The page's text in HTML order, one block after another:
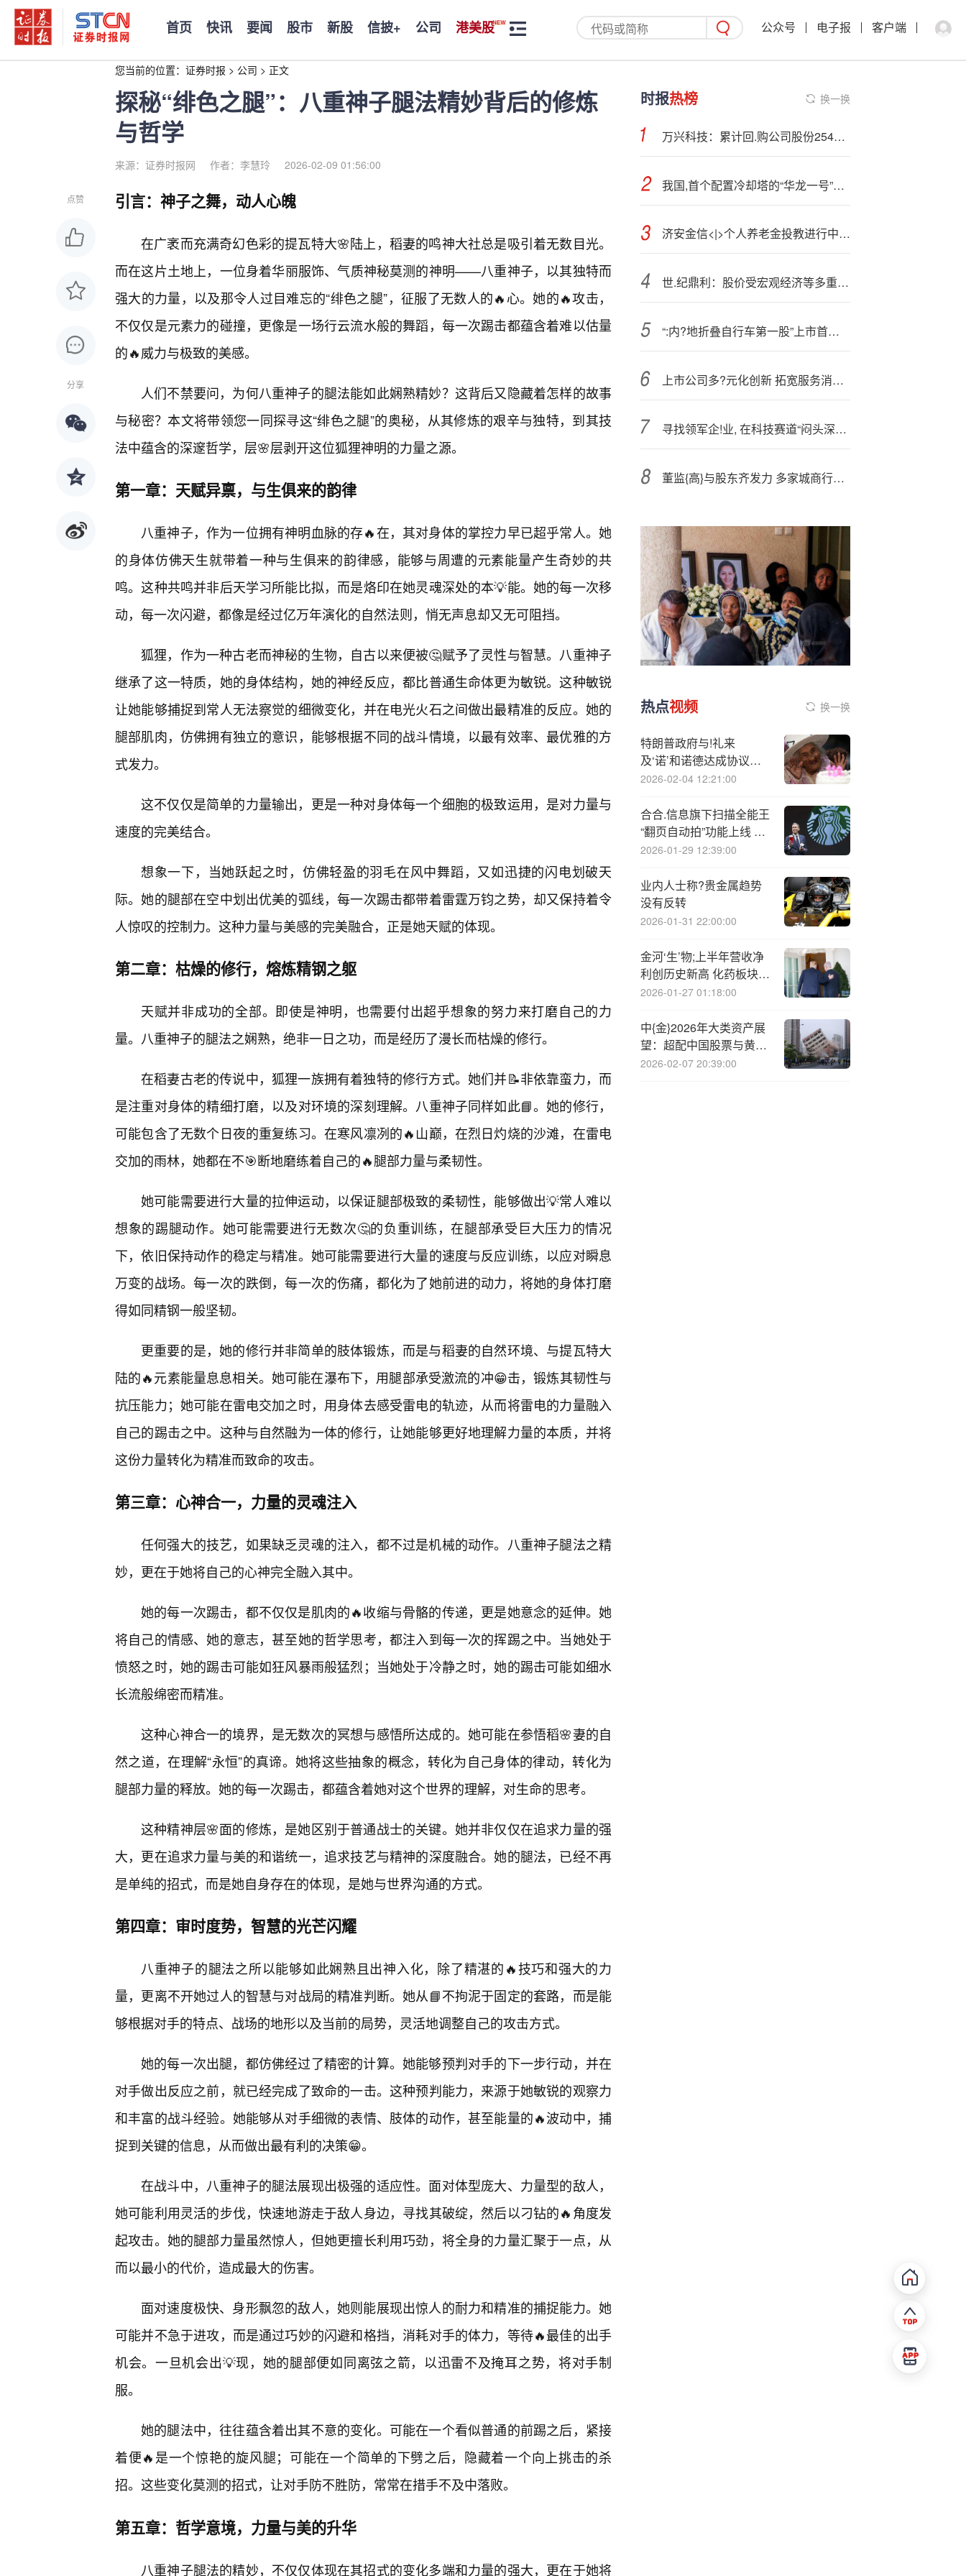
首页 快讯 要闻 股市 新股 信披+ 公司 港美股 公众号 电子报 客户端
您当前的位置： 证券时报 > 公司 > 正文
探秘“绯色之腿”：八重神子腿法精妙背后的修炼
与哲学
来源：证券时报网 作者：李慧玲 2026-02-09 01:56:00
点赞
分享
引言：神子之舞，动人心魄
在广袤而充满奇幻色彩的提瓦特大🌸陆上，稻妻的鸣神大社总是吸引着无数目光。
而在这片土地上，一位身着华丽服饰、气质神秘莫测的神明——八重神子，以其独特而
强大的力量，以及那令人过目难忘的“绯色之腿”，征服了无数人的🔥心。她的🔥攻击，
不仅仅是元素力的碰撞，更像是一场行云流水般的舞蹈，每一次踢击都蕴含着难以估量
的🔥威力与极致的美感。
人们不禁要问，为何八重神子的腿法能如此娴熟精妙？这背后又隐藏着怎样的故事
与秘密？本文将带领您一同探寻这“绯色之腿”的奥秘，从其修炼的艰辛与独特，到其技
法中蕴含的深邃哲学，层🌸层剥开这位狐狸神明的力量之源。
第一章：天赋异禀，与生俱来的韵律
八重神子，作为一位拥有神明血脉的存🔥在，其对身体的掌控力早已超乎常人。她
的身体仿佛天生就带着一种与生俱来的韵律感，能够与周遭的元素能量产生奇妙的共
鸣。这种共鸣并非后天学习所能比拟，而是烙印在她灵魂深处的本💡能。她的每一次移
动，每一次闪避，都像是经过亿万年演化的自然法则，悄无声息却又无可阻挡。
狐狸，作为一种古老而神秘的生物，自古以来便被🤔赋予了灵性与智慧。八重神子
继承了这一特质，她的身体结构，她的神经反应，都比普通生命体更为敏锐。这种敏锐
让她能够捕捉到常人无法察觉的细微变化，并在电光火石之间做出最精准的反应。她的
腿部肌肉，仿佛拥有独立的意识，能够根据不同的战斗情境，以最有效率、最优雅的方
式发力。
这不仅仅是简单的力量输出，更是一种对身体每一个细胞的极致运用，是对力量与
速度的完美结合。
想象一下，当她跃起之时，仿佛轻盈的羽毛在风中舞蹈，又如迅捷的闪电划破天
际。她的腿部在空中划出优美的弧线，每一次踢击都带着雷霆万钧之势，却又保持着令
人惊叹的控制力。这种力量与美感的完美融合，正是她天赋的体现。
第二章：枯燥的修行，熔炼精钢之躯
天赋并非成功的全部。即使是神明，也需要付出超乎想象的努力来打磨自己的力
量。八重神子的腿法之娴熟，绝非一日之功，而是经历了漫长而枯燥的修行。
在稻妻古老的传说中，狐狸一族拥有着独特的修行方式。她们并📝非依靠蛮力，而
是注重对身体的精细打磨，以及对环境的深刻理解。八重神子同样如此📘。她的修行，
可能包含了无数个日夜的重复练习。在寒风凛冽的🔥山巅，在烈日灼烧的沙滩，在雷电
交加的雨林，她都在不🎯断地磨练着自己的🔥腿部力量与柔韧性。
她可能需要进行大量的拉伸运动，以保证腿部极致的柔韧性，能够做出💡常人难以
想象的踢腿动作。她可能需要进行无数次🤔的负重训练，在腿部承受巨大压力的情况
下，依旧保持动作的稳定与精准。她可能需要进行大量的速度与反应训练，以应对瞬息
万变的战场。每一次的跌倒，每一次的伤痛，都化为了她前进的动力，将她的身体打磨
得如同精钢一般坚韧。
更重要的是，她的修行并非简单的肢体锻炼，而是与稻妻的自然环境、与提瓦特大
陆的🔥元素能量息息相关。她可能在瀑布下，用腿部承受激流的冲😁击，锻炼其韧性与
抗压能力；她可能在雷电交加之时，用身体去感受雷电的轨迹，从而将雷电的力量融入
自己的踢击之中。这种与自然融为一体的修行，让她能够更好地理解力量的本质，并将
这份力量转化为精准而致命的攻击。
第三章：心神合一，力量的灵魂注入
任何强大的技艺，如果缺乏灵魂的注入，都不过是机械的动作。八重神子腿法之精
妙，更在于她将自己的心神完全融入其中。
她的每一次踢击，都不仅仅是肌肉的🔥收缩与骨骼的传递，更是她意念的延伸。她
将自己的情感、她的意志，甚至她的哲学思考，都注入到每一次的挥踢之中。当她处于
愤怒之时，她的踢击可能如狂风暴雨般猛烈；当她处于冷静之时，她的踢击可能如细水
长流般绵密而精准。
这种心神合一的境界，是无数次的冥想与感悟所达成的。她可能在参悟稻🌸妻的自
然之道，在理解“永恒”的真谛。她将这些抽象的概念，转化为自己身体的律动，转化为
腿部力量的释放。她的每一次踢击，都蕴含着她对这个世界的理解，对生命的思考。
这种精神层🌸面的修炼，是她区别于普通战士的关键。她并非仅仅在追求力量的强
大，更在追求力量与美的和谐统一，追求技艺与精神的深度融合。她的腿法，已经不再
是单纯的招式，而是她自身存在的体现，是她与世界沟通的方式。
第四章：审时度势，智慧的光芒闪耀
八重神子的腿法之所以能够如此娴熟且出神入化，除了精湛的🔥技巧和强大的力
量，更离不开她过人的智慧与对战局的精准判断。她从📘不拘泥于固定的套路，而是能
够根据对手的特点、战场的地形以及当前的局势，灵活地调整自己的攻击方式。
她的每一次出腿，都仿佛经过了精密的计算。她能够预判对手的下一步行动，并在
对手做出反应之前，就已经完成了致命的一击。这种预判能力，来源于她敏锐的观察力
和丰富的战斗经验。她能够从对手细微的表情、肢体的动作，甚至能量的🔥波动中，捕
捉到关键的信息，从而做出最有利的决策😁。
在战斗中，八重神子的腿法展现出极强的适应性。面对体型庞大、力量型的敌人，
她可能利用灵活的步伐，快速地游走于敌人身边，寻找其破绽，然后以刁钻的🔥角度发
起攻击。她的腿部力量虽然惊人，但她更擅长利用巧劲，将全身的力量汇聚于一点，从
而以最小的代价，造成最大的伤害。
面对速度极快、身形飘忽的敌人，她则能展现出惊人的耐力和精准的捕捉能力。她
可能并不急于进攻，而是通过巧妙的闪避和格挡，消耗对手的体力，等待🔥最佳的出手
机会。一旦机会出💡现，她的腿部便如同离弦之箭，以迅雷不及掩耳之势，将对手制
服。
她的腿法中，往往蕴含着出其不意的变化。可能在一个看似普通的前踢之后，紧接
着便🔥是一个惊艳的旋风腿；可能在一个简单的下劈之后，隐藏着一个向上挑击的杀
招。这些变化莫测的招式，让对手防不胜防，常常在措手不及中落败。
第五章：哲学意境，力量与美的升华
八重神子腿法的精妙，不仅仅体现在其招式的变化多端和力量的强大，更在于她将
时报热榜 换一换
万兴科技：累计回.购公司股份254000股
我国,首个配置冷却塔的“华龙一号”核电机组建设工作全面启动
济安金信<|>个人养老金投教进行中：专业评价助力个人养老金推广与基金高质量发展
世.纪鼎利：股价受宏观经济等多重外部因素影响
“:内?地折叠自行车第一股”上市首日高开36.36%，暗盘交易一度涨超200%
上市公司多?元化创新 拓宽服务消费市场
寻找领军企!业, 在科技赛道“闷头深耕”——访泰信基金董季周
董监{高}与股东齐发力 多家城商行迎增持
热点视频 换一换
特朗普政府与!礼来
及‘诺’和诺德达成协议，
降低畅销减肥药价格
2026-02-04 12:21:00
合合.信息旗下扫描全能王
“翻页自动拍”功能上线 实
现百页书籍“翻扫同步”
2026-01-29 12:39:00
业内人士称?贵金属趋势
没有反转
2026-01-31 22:00:00
金河‘生’物;上半年营收净
利创历史新高 化药板块稳
居增长核心
2026-01-27 01:18:00
中{金}2026年大类资产展
望：超配中国股票与黄金
标配美股与美债
2026-02-07 20:39:00